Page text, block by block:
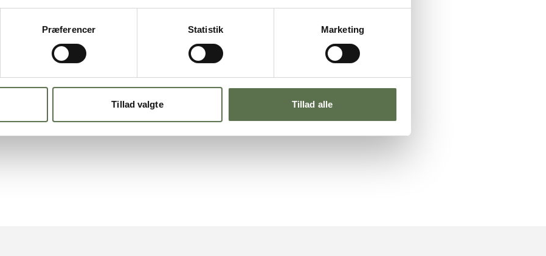
Præferencer Statistik Marketing
Tillad valgte Tillad alle
2 min, temp.sænkes til
2 minutter, temp.